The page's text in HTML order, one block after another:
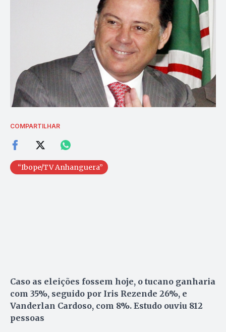
COMPARTILHAR
“Ibope/TV Anhanguera”
Caso as eleições fossem hoje, o tucano ganharia
com 35%, seguido por Iris Rezende 26%, e
Vanderlan Cardoso, com 8%. Estudo ouviu 812
pessoas